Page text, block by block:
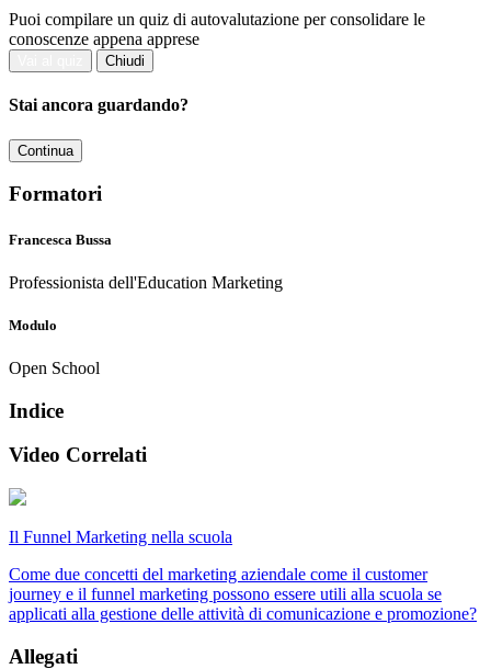
Puoi compilare un quiz di autovalutazione per consolidare le
conoscenze appena apprese
Chiudi
Stai ancora guardando?
Continua
Formatori
Francesca Bussa
Professionista dell'Education Marketing
Modulo
Open School
Indice
Video Correlati
Il Funnel Marketing nella scuola
Come due concetti del marketing aziendale come il customer
journey e il funnel marketing possono essere utili alla scuola se
applicati alla gestione delle attività di comunicazione e promozione?
Allegati